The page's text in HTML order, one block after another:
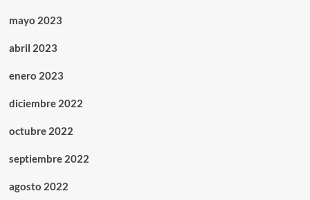
mayo 2023
abril 2023
enero 2023
diciembre 2022
octubre 2022
septiembre 2022
agosto 2022